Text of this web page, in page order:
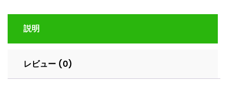
ア
ク
ト
説明
レビュー (0)